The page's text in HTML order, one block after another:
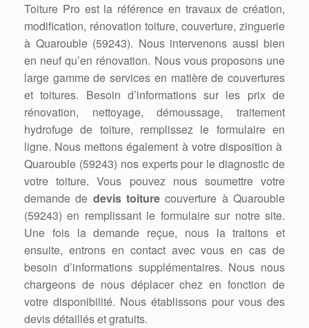
Toiture Pro est la référence en travaux de création,
modification, rénovation toiture, couverture, zinguerie
à Quarouble (59243). Nous intervenons aussi bien
en neuf qu’en rénovation. Nous vous proposons une
large gamme de services en matière de couvertures
et toitures. Besoin d’informations sur les prix de
rénovation, nettoyage, démoussage, traitement
hydrofuge de toiture, remplissez le formulaire en
ligne. Nous mettons également à votre disposition à
Quarouble (59243) nos experts pour le diagnostic de
votre toiture. Vous pouvez nous soumettre votre
demande de devis toiture couverture à Quarouble
(59243) en remplissant le formulaire sur notre site.
Une fois la demande reçue, nous la traitons et
ensuite, entrons en contact avec vous en cas de
besoin d’informations supplémentaires. Nous nous
chargeons de nous déplacer chez en fonction de
votre disponibilité. Nous établissons pour vous des
devis détaillés et gratuits.